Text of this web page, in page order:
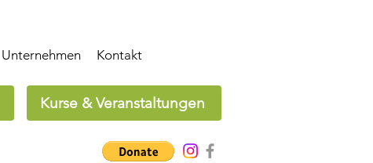
Unternehmen Kontakt
Kurse & Veranstaltungen